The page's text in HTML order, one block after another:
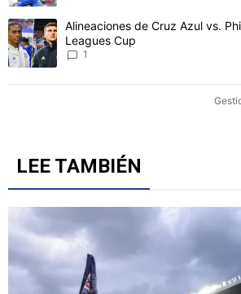
Un artículo de tendencia con el título
Alineaciones de Cruz Azul vs.
Leagues Cup
1
LEE TAMBIÉN